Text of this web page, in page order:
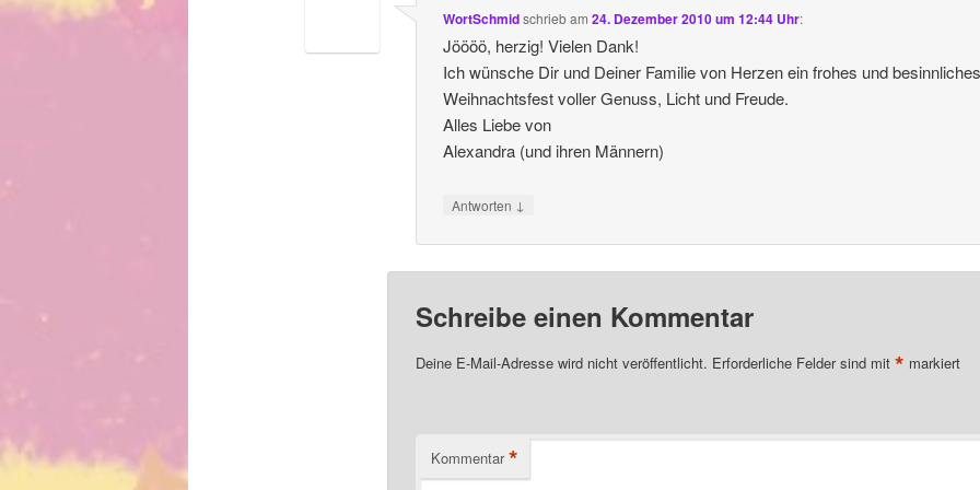
WortSchmidschriebam24. Dezember 2010 um 12:44 Uhr:
Jöööö, herzig! Vielen Dank!
Ich wünsche Dir und Deiner Familie von Herzen ein frohes und
Weihnachtsfest voller Genuss, Licht und Freude.
Alles Liebe von
Alexandra (und ihren Männern)
Antworten ↓
Schreibe einen Kommentar
Deine E-Mail-Adresse wird nicht veröffentlicht. Erforderliche Felder sind mit * markiert
Kommentar *